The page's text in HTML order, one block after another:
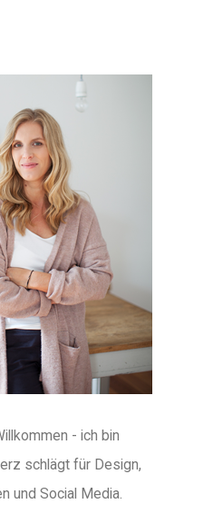
- ich bin
schlägt für Design,
und Social Media.